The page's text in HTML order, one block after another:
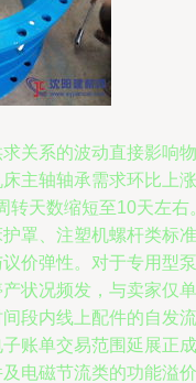
关系的波动直接影响物
主轴轴承需求环比上涨
转天数缩短至10天左右
罩、注塑机螺杆类标准
价弹性。对于专用型泵
状况频发，与卖家仅单
段内线上配件的自发流
账单交易范围延展正成
电磁节流类的功能溢价